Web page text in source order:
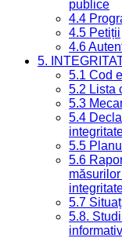
publice
4.4
4.5 Petiții
4.6
5.
5.1 Cod
5.2 Lista
5.3
5.4
5.5
5.6
5.7
5.8.